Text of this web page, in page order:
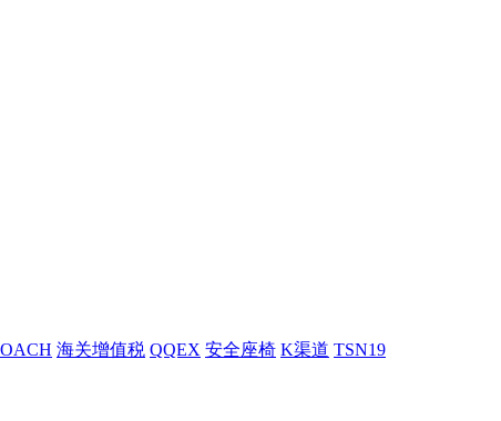
海关增值税 QQEX 安全座椅 K渠道 TSN19